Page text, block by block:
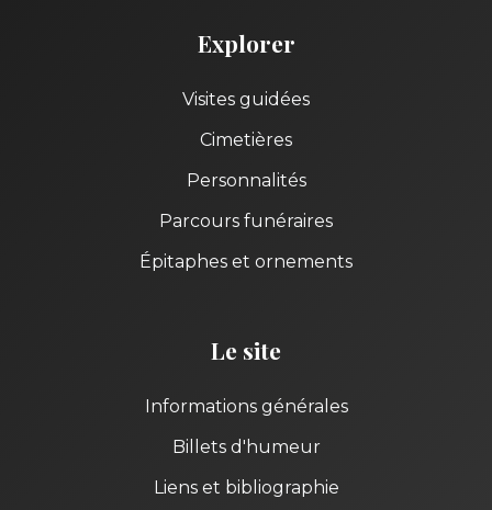
Explorer
Visites guidées
Cimetières
Personnalités
Parcours funéraires
Épitaphes et ornements
Le site
Informations générales
Billets d'humeur
Liens et bibliographie